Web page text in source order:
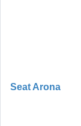
Seat Arona